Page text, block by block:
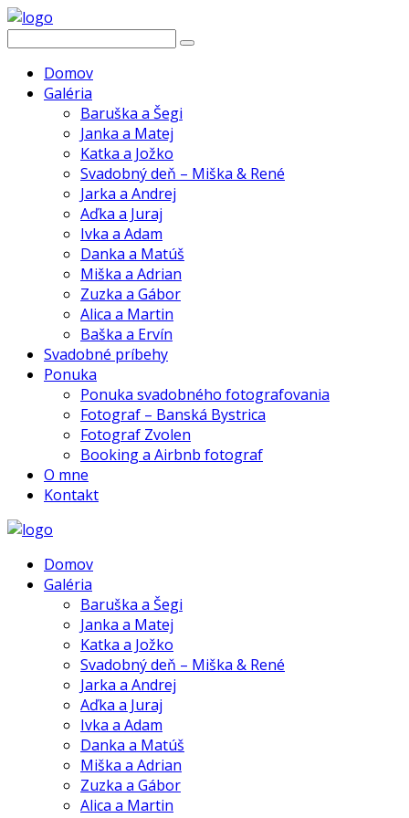
Domov
Galéria
Baruška a Šegi
Janka a Matej
Katka a Jožko
Svadobný deň – Miška & René
Jarka a Andrej
Aďka a Juraj
Ivka a Adam
Danka a Matúš
Miška a Adrian
Zuzka a Gábor
Alica a Martin
Baška a Ervín
Svadobné príbehy
Ponuka
Ponuka svadobného fotografovania
Fotograf – Banská Bystrica
Fotograf Zvolen
Booking a Airbnb fotograf
O mne
Kontakt
Domov
Galéria
Baruška a Šegi
Janka a Matej
Katka a Jožko
Svadobný deň – Miška & René
Jarka a Andrej
Aďka a Juraj
Ivka a Adam
Danka a Matúš
Miška a Adrian
Zuzka a Gábor
Alica a Martin